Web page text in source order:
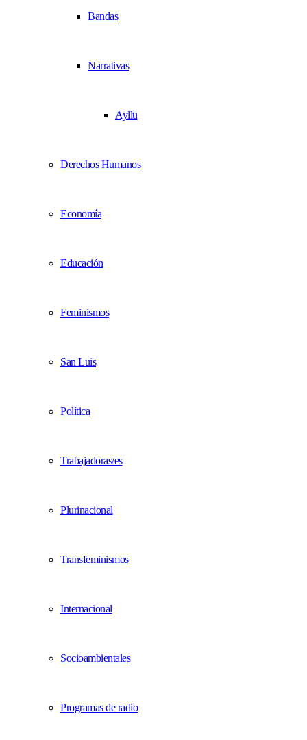
Bandas
Narrativas
Ayllu
Derechos Humanos
Economía
Educación
Feminismos
San Luis
Política
Trabajadoras/es
Plurinacional
Transfeminismos
Internacional
Socioambientales
Programas de radio